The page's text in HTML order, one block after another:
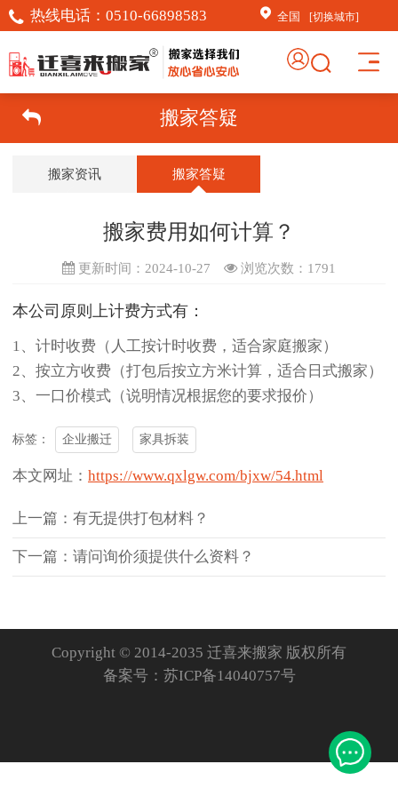
热线电话： 0510-66898583 全国 [切换城市]
搬家答疑
搬家资讯 搬家答疑
搬家费用如何计算？
更新时间：2024-10-27 浏览次数： 1791
本公司原则上计费方式有：
1、计时收费（人工按计时收费，适合家庭搬家）
2、按立方收费（打包后按立方米计算，适合日式搬家）
3、一口价模式（说明情况根据您的要求报价）
标签： 企业搬迁 家具拆装
本文网址： https://www.qxlgw.com/bjxw/54.html
上一篇：有无提供打包材料？
下一篇：请问询价须提供什么资料？
Copyright © 2014-2035 迁喜来搬家 版权所有
备案号： 苏ICP备14040757号